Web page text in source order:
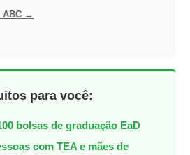
ABC →
para você:
bolsas de graduação EaD
com TEA e mães de